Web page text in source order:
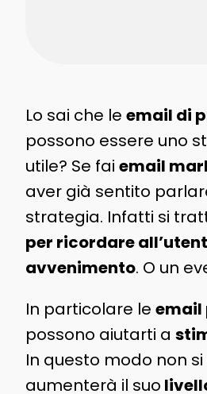
Lo sai che le email di
possono essere uno
utile? Se fai email
aver già sentito
strategia. Infatti si
per ricordare
avvenimento. O un
In particolare le email
possono aiutarti a
In questo modo non
aumenterà il suo